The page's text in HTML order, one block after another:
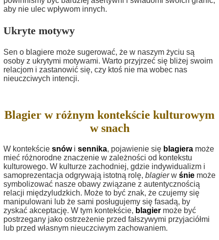
aby nie ulec wpływom innych.
Ukryte motywy
Sen o blagiere może sugerować, że w naszym życiu są
osoby z ukrytymi motywami. Warto przyjrzeć się bliżej swoim
relacjom i zastanowić się, czy ktoś nie ma wobec nas
nieuczciwych intencji.
Blagier w różnym kontekście kulturowym
w snach
W kontekście snówi sennika, pojawienie się blagiera może
mieć różnorodne znaczenie w zależności od kontekstu
kulturowego. W kulturze zachodniej, gdzie indywidualizm i
samoprezentacja odgrywają istotną rolę, blagierw śnie może
symbolizować nasze obawy związane z autentycznością
relacji międzyludzkich. Może to być znak, że czujemy się
manipulowani lub że sami posługujemy się fasadą, by
zyskać akceptację. W tym kontekście, blagier może być
postrzegany jako ostrzeżenie przed fałszywymi przyjaciółmi
lub przed własnym nieuczciwym zachowaniem.